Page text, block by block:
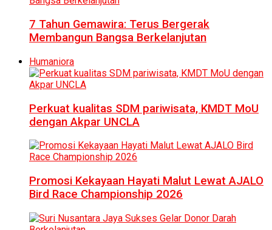
7 Tahun Gemawira: Terus Bergerak
Membangun Bangsa Berkelanjutan
Humaniora
Perkuat kualitas SDM pariwisata, KMDT MoU
dengan Akpar UNCLA
Promosi Kekayaan Hayati Malut Lewat AJALO
Bird Race Championship 2026